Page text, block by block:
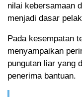
nilai kebersamaan
menjadi dasar
Pada kesempatan
menyampaikan
pungutan liar yang
penerima bantuan.